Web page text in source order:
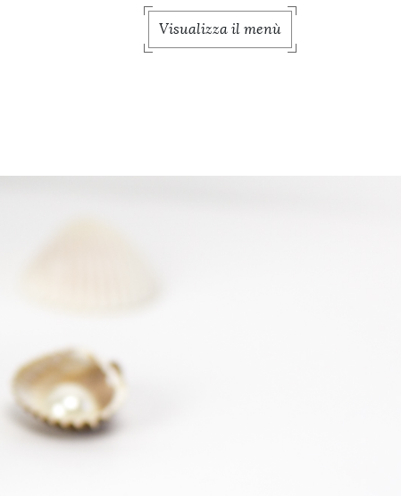
Visualizza il menù